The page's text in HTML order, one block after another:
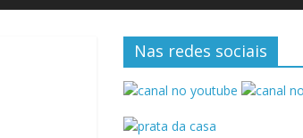
Nas redes sociais